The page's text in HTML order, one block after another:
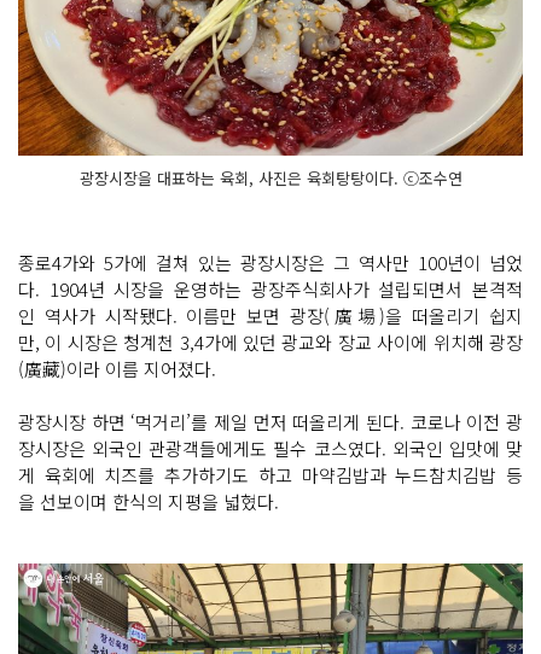
광장시장을 대표하는 육회, 사진은 육회탕탕이다. ⓒ조수연
종로4가와 5가에 걸쳐 있는 광장시장은 그 역사만 100년이 넘었
다. 1904년 시장을 운영하는 광장주식회사가 설립되면서 본격적
인 역사가 시작됐다. 이름만 보면 광장(廣場)을 떠올리기 쉽지
만, 이 시장은 청계천 3,4가에 있던 광교와 장교 사이에 위치해 광장
(廣藏)이라 이름 지어졌다.
광장시장 하면 ‘먹거리’를 제일 먼저 떠올리게 된다. 코로나 이전 광
장시장은 외국인 관광객들에게도 필수 코스였다. 외국인 입맛에 맞
게 육회에 치즈를 추가하기도 하고 마약김밥과 누드참치김밥 등
을 선보이며 한식의 지평을 넓혔다.